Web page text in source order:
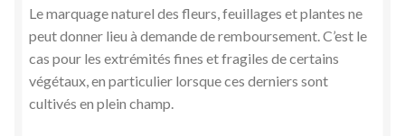
Le marquage naturel des fleurs, feuillages et plantes ne
peut donner lieu à demande de remboursement. C’est le
cas pour les extrémités fines et fragiles de certains
végétaux, en particulier lorsque ces derniers sont
cultivés en plein champ.